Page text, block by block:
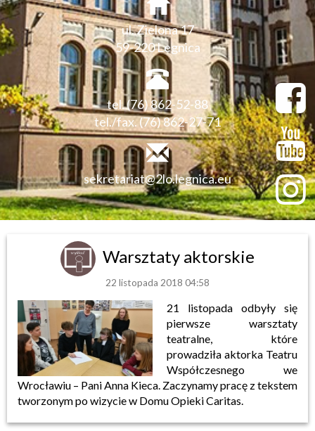
ul. Zielona 17
59-220 Legnica
tel. (76) 862-52-88
tel./fax. (76) 862-27-71
sekretariat@2lo.legnica.eu
Warsztaty aktorskie
22 listopada 2018 04:58
21 listopada odbyły się
pierwsze warsztaty
teatralne, które
prowadziła aktorka Teatru
Współczesnego we
Wrocławiu – Pani Anna Kieca. Zaczynamy pracę z tekstem
tworzonym po wizycie w Domu Opieki Caritas.